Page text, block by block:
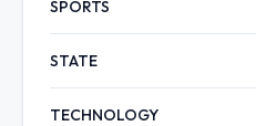
SPORTS
STATE
TECHNOLOGY